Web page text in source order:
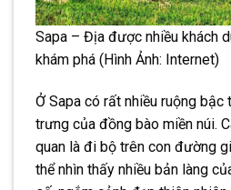
Sapa – Địa được nhiều khách
khám phá (Hình Ảnh: Internet)
Ở Sapa có rất nhiều ruộng
trưng của đồng bào miền núi.
quan là đi bộ trên con đường
thể nhìn thấy nhiều bản làng